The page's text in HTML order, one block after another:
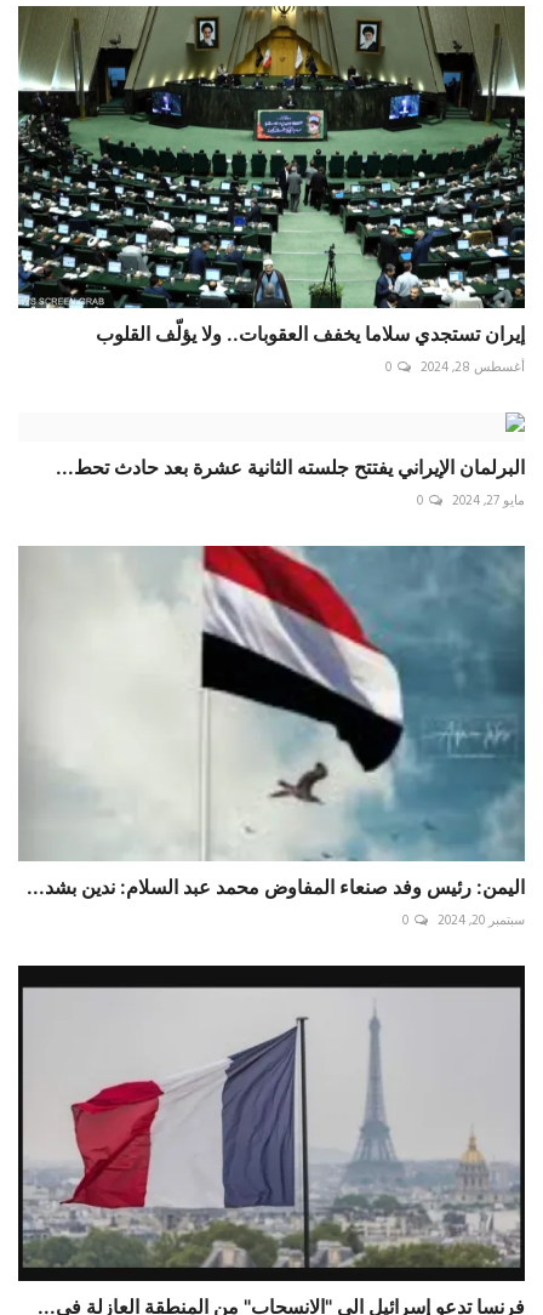
إيران تستجدي سلاما يخفف العقوبات.. ولا يؤلّف القلوب
أغسطس 28, 2024 0
البرلمان الإيراني يفتتح جلسته الثانية عشرة بعد حادث تحط...
مايو 27, 2024 0
اليمن: رئيس وفد صنعاء المفاوض محمد عبد السلام: ندين بشد...
سبتمبر 20, 2024 0
فرنسا تدعو إسرائيل الى "الانسحاب" من المنطقة العازلة في...